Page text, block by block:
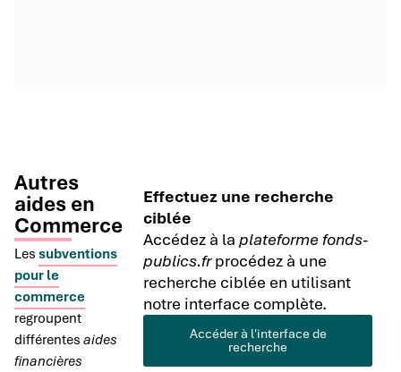
Autres
aides en
Commerce
Les subventions
pour le
commerce
regroupent
différentes aides
financières
Effectuez une recherche
ciblée
Accédez à laplateforme fonds-
publics.frprocédez à une
recherche ciblée en utilisant
notre interface complète.
Accéder à l'interface de
recherche